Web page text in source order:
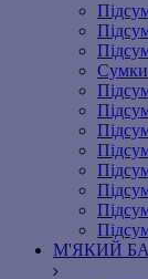
Сумки
М'ЯКИЙ